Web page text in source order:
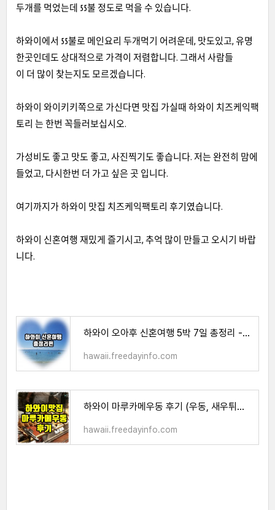
두개를 먹었는데 55불 정도로 먹을 수 있습니다.
하와이에서 55불로 메인요리 두개먹기 어려운데, 맛도있고, 유명
한곳인데도 상대적으로 가격이 저렴합니다. 그래서 사람들
이 더 많이 찾는지도 모르겠습니다.
하와이 와이키키쪽으로 가신다면 맛집 가실때 하와이 치즈케익팩
토리 는 한번 꼭들러보십시오.
가성비도 좋고 맛도 좋고, 사진찍기도 좋습니다. 저는 완전히 맘에
들었고, 다시한번 더 가고 싶은 곳 입니다.
여기까지가 하와이 맛집 치즈케익팩토리 후기였습니다.
하와이 신혼여행 재밌게 즐기시고, 추억 많이 만들고 오시기 바랍
니다.
하와이 오아후 신혼여행 5박 7일 총정리 - 한방에 확인하기
hawaii.freedayinfo.com
하와이 마루카메우동 후기 (우동, 새우튀김 맛집) 하와이 맛집
hawaii.freedayinfo.com